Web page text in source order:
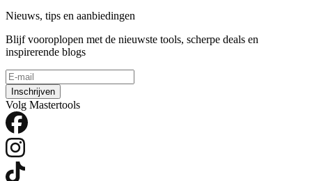
Nieuws, tips en aanbiedingen
Blijf vooroplopen met de nieuwste tools, scherpe deals en
inspirerende blogs
Inschrijven
Volg Mastertools